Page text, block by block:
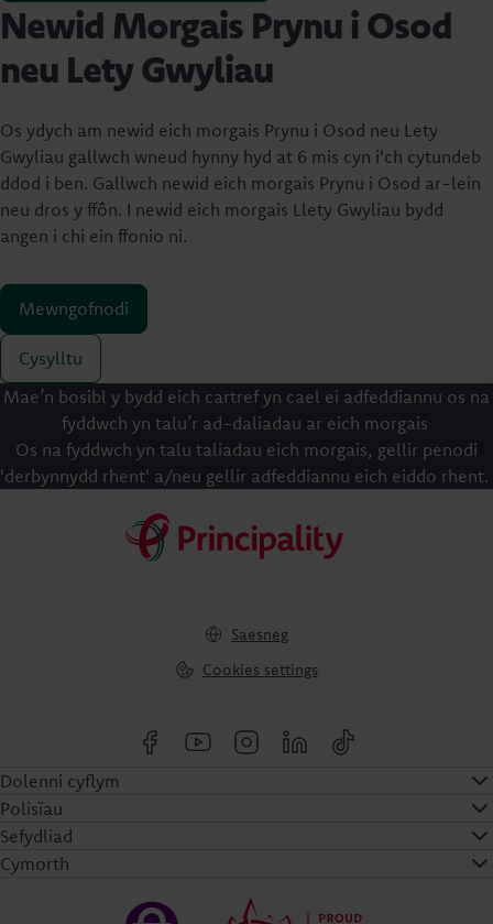
Newid Morgais Prynu i Osod
neu Lety Gwyliau
Os ydych am newid eich morgais Prynu i Osod neu Lety
Gwyliau gallwch wneud hynny hyd at 6 mis cyn i'ch cytundeb
ddod i ben. Gallwch newid eich morgais Prynu i Osod ar-lein
neu dros y ffôn. I newid eich morgais Llety Gwyliau bydd
angen i chi ein ffonio ni.
Mewngofnodi
Cysylltu
Mae’n bosibl y bydd eich cartref yn cael ei adfeddiannu os na
fyddwch yn talu’r ad-daliadau ar eich morgais
Os na fyddwch yn talu taliadau eich morgais, gellir penodi
'derbynnydd rhent' a/neu gellir adfeddiannu eich eiddo rhent.
Saesneg
Cookies settings
Dolenni cyflym
Polisïau
Sefydliad
Cymorth